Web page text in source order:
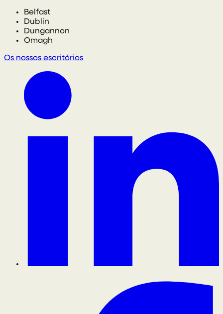
Belfast
Dublin
Dungannon
Omagh
Os nossos escritórios